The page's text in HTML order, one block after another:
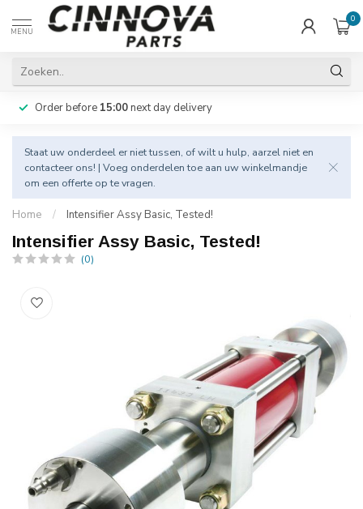
MENU
0
Order before 15:00next day delivery
Staat uw onderdeel er niet tussen, of wilt u hulp, aarzel niet en
contacteer ons! | Voeg onderdelen toe aan uw winkelmandje
om een offerte op te vragen.
Home / Intensifier Assy Basic, Tested!
Intensifier Assy Basic, Tested!
(0)